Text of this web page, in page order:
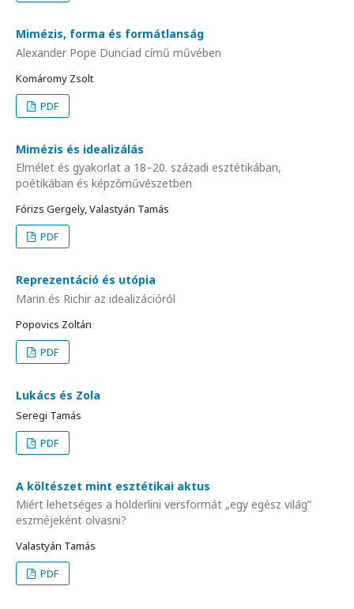
Mimézis, forma és formátlanság
Alexander Pope Dunciad című művében
Komáromy Zsolt
PDF
Mimézis és idealizálás
Elmélet és gyakorlat a 18–20. századi esztétikában,
poétikában és képzőművészetben
Fórizs Gergely, Valastyán Tamás
PDF
Reprezentáció és utópia
Marin és Richir az idealizációról
Popovics Zoltán
PDF
Lukács és Zola
Seregi Tamás
PDF
A költészet mint esztétikai aktus
Miért lehetséges a hölderlini versformát „egy egész világ”
eszméjeként olvasni?
Valastyán Tamás
PDF